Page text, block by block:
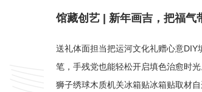
馆藏创艺 | 新年画吉，把福气
送礼体面担当把运河文化礼赠心意
笔，手残党也能轻松开启填色治愈时
狮子绣球木质机关冰箱贴冰箱贴取材